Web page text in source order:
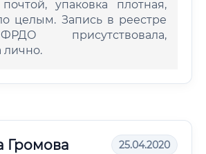
упаковка плотная,
целым. Запись в реестре
присутствовала,
лично.
Громова 25.04.2020